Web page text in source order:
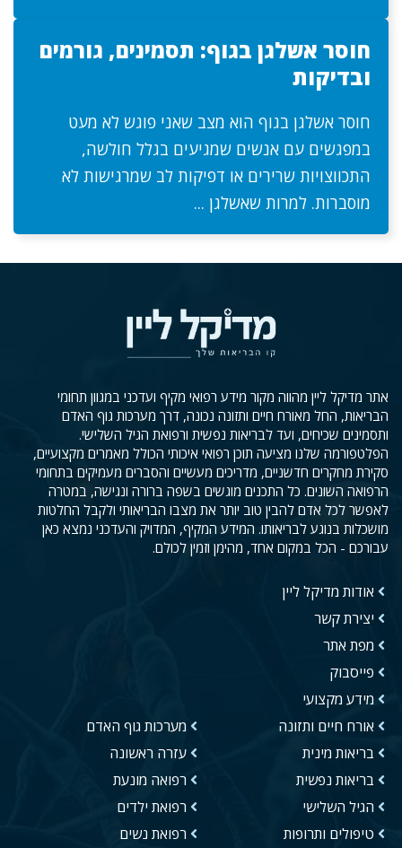
חוסר אשלגן בגוף: תסמינים, גורמים
ובדיקות
חוסר אשלגן בגוף הוא מצב שאני פוגש לא מעט
במפגשים עם אנשים שמגיעים בגלל חולשה,
התכווצויות שרירים או דפיקות לב שמרגישות לא
מוסברות. למרות שאשלגן ...
אתר מדיקל ליין מהווה מקור מידע רפואי מקיף ועדכני במגוון תחומי
הבריאות, החל מאורח חיים ותזונה נכונה, דרך מערכות גוף האדם
ותסמינים שכיחים, ועד לבריאות נפשית ורפואת הגיל השלישי.
הפלטפורמה שלנו מציעה תוכן רפואי איכותי הכולל מאמרים מקצועיים,
סקירת מחקרים חדשניים, מדריכים מעשיים והסברים מעמיקים בתחומי
הרפואה השונים. כל התכנים מוגשים בשפה ברורה ונגישה, במטרה
לאפשר לכל אדם להבין טוב יותר את מצבו הבריאותי ולקבל החלטות
מושכלות בנוגע לבריאותו. המידע המקיף, המדויק והעדכני נמצא כאן
עבורכם - הכל במקום אחד, מהימן וזמין לכולם.
אודות מדיקל ליין
יצירת קשר
מפת אתר
פייסבוק
מידע מקצועי
אורח חיים ותזונה
בריאות מינית
בריאות נפשית
הגיל השלישי
טיפולים ותרופות
מערכות גוף האדם
עזרה ראשונה
רפואה מונעת
רפואת ילדים
רפואת נשים